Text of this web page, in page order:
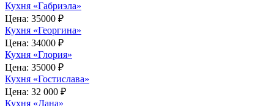
Кухня «Габриэла»
Цена: 35000 ₽
Кухня «Георгина»
Цена: 34000 ₽
Кухня «Глория»
Цена: 35000 ₽
Кухня «Гостислава»
Цена: 32 000 ₽
Кухня «Дана»